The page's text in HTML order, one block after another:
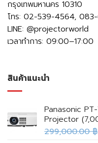
กรุงเทพมหานคร 10310
โทร: 02-539-4564,
LINE: @projectorworld
เวลาทำการ: 09:00–17:00
สินค้าแนะนำ
Panasonic
Projector
299,000.00฿